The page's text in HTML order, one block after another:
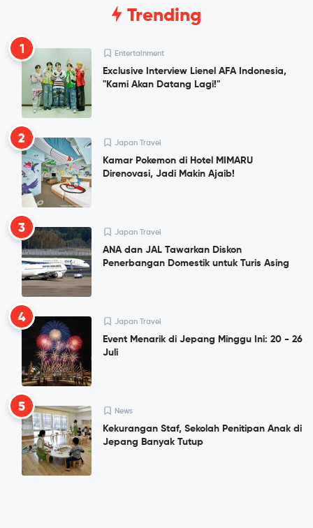
Trending
1 Entertainment
Exclusive Interview Lienel AFA Indonesia,
"Kami Akan Datang Lagi!"
2 Japan Travel
Kamar Pokemon di Hotel MIMARU
Direnovasi, Jadi Makin Ajaib!
3 Japan Travel
ANA dan JAL Tawarkan Diskon
Penerbangan Domestik untuk Turis Asing
4 Japan Travel
Event Menarik di Jepang Minggu Ini: 20 - 26
Juli
5 News
Kekurangan Staf, Sekolah Penitipan Anak di
Jepang Banyak Tutup